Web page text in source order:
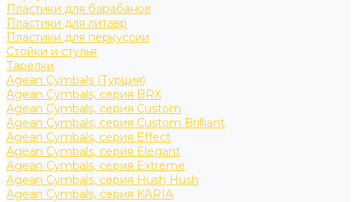
Пластики для барабанов
Пластики для литавр
Пластики для перкуссии
Стойки и стулья
Тарелки
Agean Cymbals (Турция)
Agean Cymbals, серия BRX
Agean Cymbals, серия Custom
Agean Cymbals, серия Custom Brilliant
Agean Cymbals, серия Effect
Agean Cymbals, серия Elegant
Agean Cymbals, серия Extreme
Agean Cymbals, серия Hush Hush
Agean Cymbals, серия KARIA